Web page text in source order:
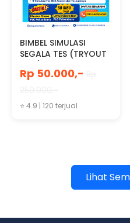
BIMBEL SIMULASI
SEGALA TES (TRYOUT
CAT)
Rp 50.000,-
⭐ 4.9 | 120 terjual
Lihat